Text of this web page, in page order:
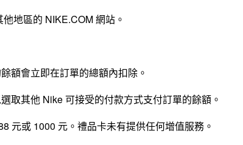
地區的 NIKE.COM 網站。
額會立即在訂單的總額內扣除。
取其他 Nike 可接受的付款方式支付訂單的餘額。
元或 1000 元。禮品卡未有提供任何增值服務。